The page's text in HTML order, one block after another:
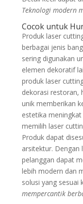
Teknologi modern
Cocok untuk
Produk laser
berbagai jenis
sering digunakan
elemen dekoratif
produk laser
dekorasi restoran,
unik memberikan
estetika
memilih laser
Produk dapat
arsitektur. Dengan
pelanggan dapat
lebih modern dan
solusi yang sesuai
mempercantik